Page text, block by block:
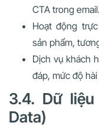
CTA trong email.
Hoạt động
sản phẩm,
Dịch vụ khách
đáp, mức độ
3.4. Dữ
Data)